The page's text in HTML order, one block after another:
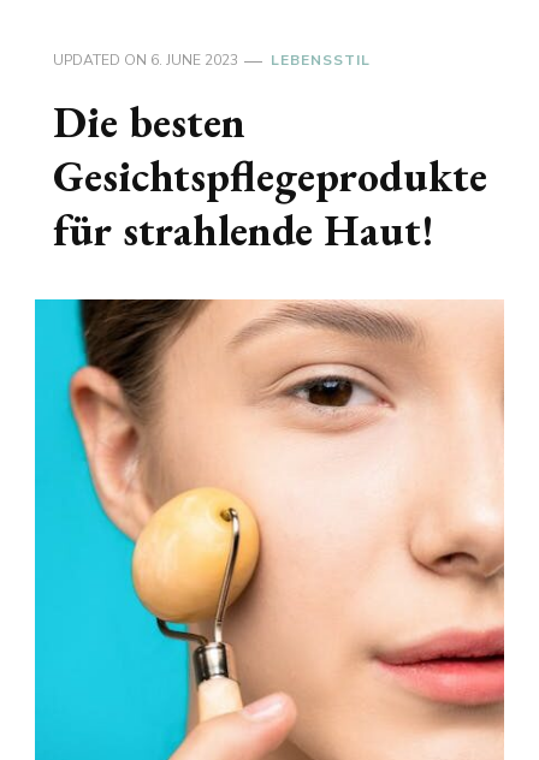
UPDATED ON 6. JUNE 2023 LEBENSSTIL
Die besten
Gesichtspflegeprodukte
für strahlende Haut!